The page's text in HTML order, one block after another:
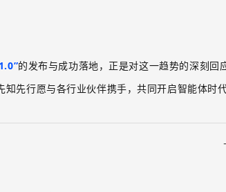
1.0”的发布与成功落地，正是对这一趋势的深刻回应
知先行愿与各行业伙伴携手，共同开启智能体时